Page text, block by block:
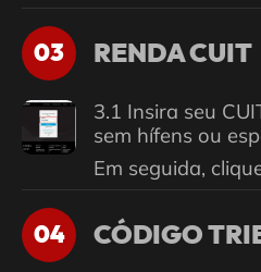
03 RENDA CUIT
3.1 Insira seu
sem hífens ou
Em seguida,
04 CÓDIGO